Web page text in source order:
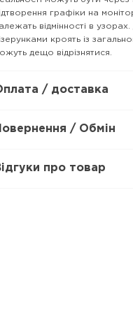
графіки на
відмінності в узорах.
кроять із
дещо відрізнятися.
/ доставка
/ Обмін
про товар